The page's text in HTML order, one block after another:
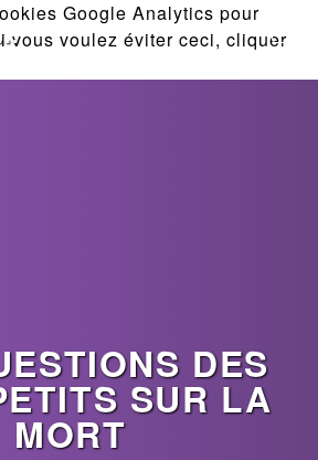
Google Analytics pour
vous voulez éviter ceci, cliquer
DES
SUR LA
MORT